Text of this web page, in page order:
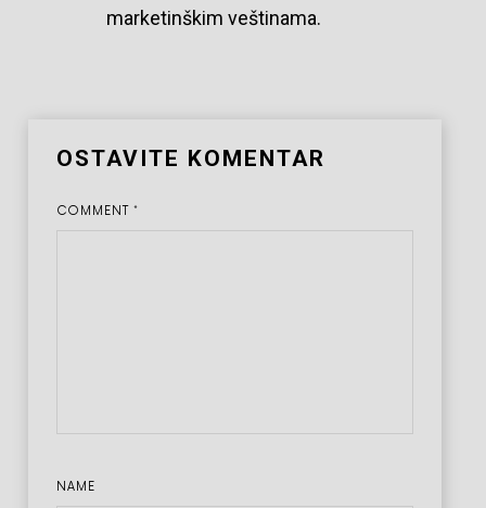
marketinškim veštinama.
OSTAVITE KOMENTAR
COMMENT *
NAME